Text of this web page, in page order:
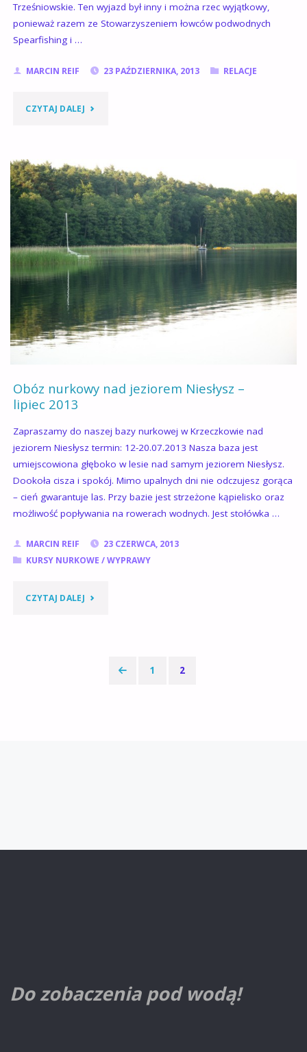
Trześniowskie. Ten wyjazd był inny i można rzec wyjątkowy,
ponieważ razem ze Stowarzyszeniem łowców podwodnych
Spearfishing i …
MARCIN REIF 23 PAŹDZIERNIKA, 2013 RELACJE
CZYTAJ DALEJ"ZAKOŃCZENIE
2013
ŁAGÓW"
Obóz nurkowy nad jeziorem Niesłysz –
lipiec 2013
Zapraszamy do naszej bazy nurkowej w Krzeczkowie nad
jeziorem Niesłysz termin: 12-20.07.2013 Nasza baza jest
umiejscowiona głęboko w lesie nad samym jeziorem Niesłysz.
Dookoła cisza i spokój. Mimo upalnych dni nie odczujesz gorąca
– cień gwarantuje las. Przy bazie jest strzeżone kąpielisko oraz
możliwość popływania na rowerach wodnych. Jest stołówka …
MARCIN REIF
23 CZERWCA, 2013
KURSY NURKOWE /WYPRAWY
CZYTAJ DALEJ"OBÓZ
1 2
Do zobaczenia pod wodą!